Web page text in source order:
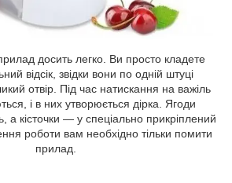
досить легко. Ви просто кладете
відсік, звідки вони по одній штуці
отвір. Під час натискання на важіль
і в них утворюється дірка. Ягоди
а кісточки — у спеціально прикріплений
роботи вам необхідно тільки помити
прилад.